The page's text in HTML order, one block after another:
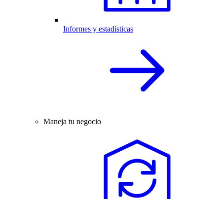
Informes y estadísticas
Maneja tu negocio